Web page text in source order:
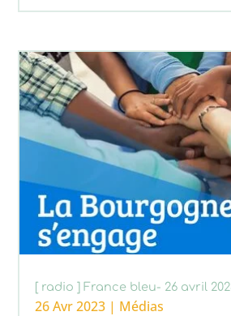
[ radio ] France bleu- 26 avril
26 Avr 2023 | Médias